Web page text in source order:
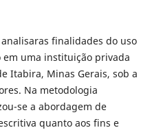
finalidades do uso
uma instituição privada
Itabira, Minas Gerais, sob a
Na metodologia
se a abordagem de
quanto aos fins e